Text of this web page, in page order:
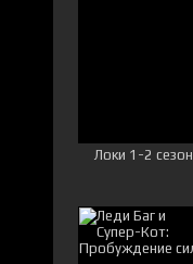
Локи 1-2 сезон